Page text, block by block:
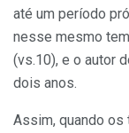
até um período
nesse mesmo
(vs.10), e o autor
dois anos.
Assim, quando os